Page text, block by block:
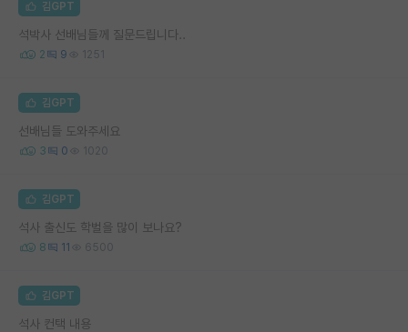
김GPT
석박사 선배님들께 질문드립니다..
2 9 1251
김GPT
선배님들 도와주세요
3 0 1020
김GPT
석사 출신도 학벌을 많이 보나요?
8 11 6500
김GPT
석사 컨택 내용